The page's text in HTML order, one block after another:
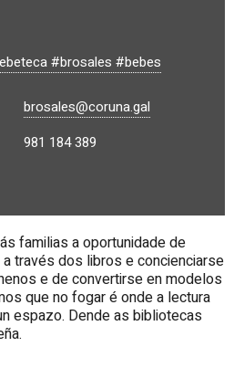
#brosales #bebes
brosales@coruna.gal
981 184 389
familias a oportunidade de
través dos libros e concienciarse
e de convertirse en modelos
que no fogar é onde a lectura
espazo. Dende as bibliotecas